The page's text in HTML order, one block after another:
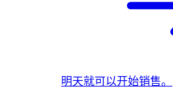
明天就可以开始销售。